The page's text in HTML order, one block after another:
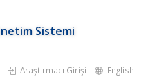
Sistemi
Araştırmacı Girişi English